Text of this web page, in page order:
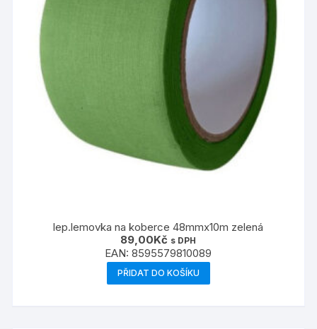
lep.lemovka na koberce 48mmx10m zelená
89,00Kč s DPH
EAN:8595579810089
PŘIDAT DO KOŠÍKU